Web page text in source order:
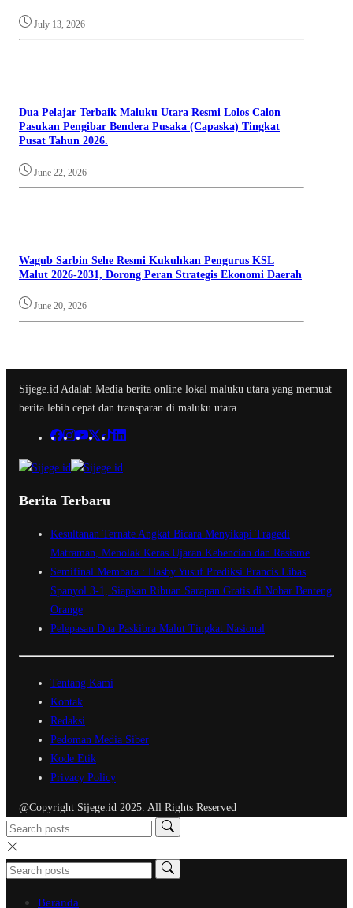
July 13, 2026
Dua Pelajar Terbaik Maluku Utara Resmi Lolos Calon
Pasukan Pengibar Bendera Pusaka (Capaska) Tingkat
Pusat Tahun 2026.
June 22, 2026
Wagub Sarbin Sehe Resmi Kukuhkan Pengurus KSL
Malut 2026-2031, Dorong Peran Strategis Ekonomi Daerah
June 20, 2026
Sijege.id Adalah Media berita online lokal maluku utara yang memuat
berita lebih cepat dan transparan di maluku utara.
Berita Terbaru
Kesultanan Ternate Angkat Bicara Menyikapi Tragedi
Matraman, Menolak Keras Ujaran Kebencian dan Rasisme
Semifinal Membara : Hasby Yusuf Prediksi Prancis Libas
Spanyol 3-1, Siapkan Ribuan Sarapan Gratis di Nobar Benteng
Orange
Pelepasan Dua Paskibra Malut Tingkat Nasional
Tentang Kami
Kontak
Redaksi
Pedoman Media Siber
Kode Etik
Privacy Policy
@Copyright Sijege.id 2025. All Rights Reserved
Beranda